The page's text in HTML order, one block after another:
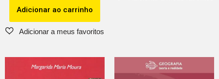
Adicionar ao carrinho